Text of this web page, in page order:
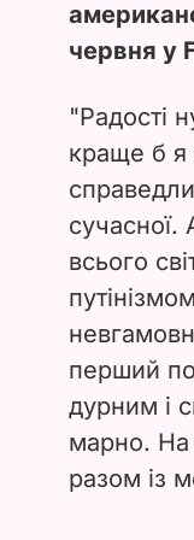
червня у
"Радості
краще б я
всього
перший
дурним і
марно. На
разом із